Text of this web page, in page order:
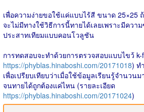
เพื่อความง่ายขอใช้แค่แบบไร้สี ขนาด 25×25
จะไม่มีทางใช้วิธีการนี้ทายได้เลยเพราะมีควา
ประสาทเทียมแบบคอนโวลูชัน
การทดสอบจะทำด้วยการตรวจสอบแบบไขว้ k-
https://phyblas.hinaboshi.com/20171018) ท
เพื่อเปรียบเทียบว่าเมื่อใช้ข้อมูลเรียนรู้จำนวน
จนทายได้ถูกต้องแค่ไหน (รายละเอียด
https://phyblas.hinaboshi.com/20171024)